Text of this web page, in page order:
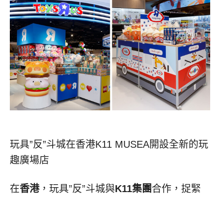
玩具”反”斗城在香港K11 MUSEA開設全新的玩
趣廣場店
在香港，玩具”反”斗城與K11集團合作，捉緊